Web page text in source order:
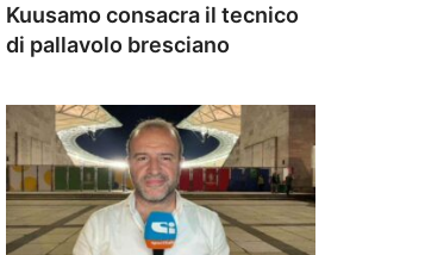
Kuusamo consacra il tecnico
di pallavolo bresciano